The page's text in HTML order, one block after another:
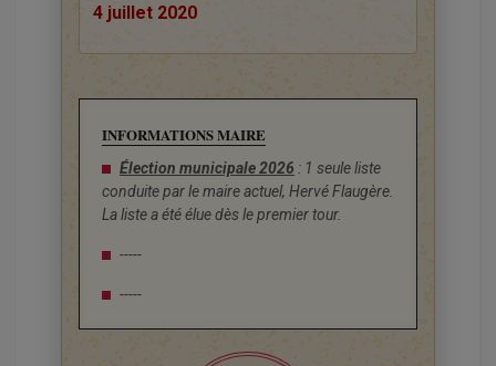
4 juillet 2020
INFORMATIONS MAIRE
Élection municipale 2026 : 1 seule liste
conduite par le maire actuel, Hervé Flaugère.
La liste a été élue dès le premier tour.
-----
-----